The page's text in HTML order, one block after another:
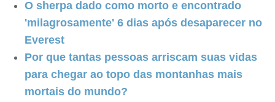
O sherpa dado como morto e encontrado
'milagrosamente' 6 dias após desaparecer no
Everest
Por que tantas pessoas arriscam suas vidas
para chegar ao topo das montanhas mais
mortais do mundo?